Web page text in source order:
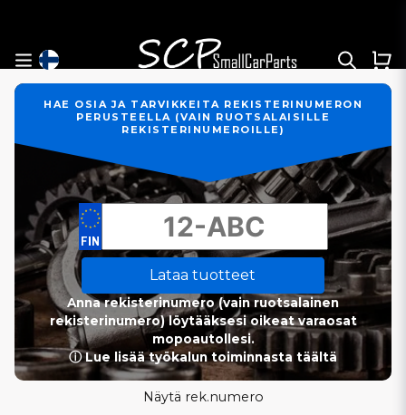
HAE OSIA JA TARVIKKEITA REKISTERINUMERON
PERUSTEELLA (VAIN RUOTSALAISILLE
REKISTERINUMEROILLE)
Lataa tuotteet
Anna rekisterinumero (vain ruotsalainen
rekisterinumero) löytääksesi oikeat varaosat
mopoautollesi.
ⓘ Lue lisää työkalun toiminnasta täältä
Näytä rek.numero